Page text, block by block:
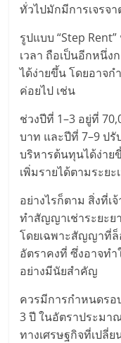
ทั่วไปมักมีการเจรจ
รูปแบบ “Step
เวลา ถือเป็นอีกหนึ่
ได้ง่ายขึ้น โดยอาจก
ค่อยไป เช่น
ช่วงปีที่ 1–3 อยู่ที่
บาท และปีที่ 7–9 ปรั
บริหารต้นทุนได้ง่าย
เพิ่มรายได้ตามระยะ
อย่างไรก็ตาม สิ่งที่เ
ทำสัญญาเช่าระยะย
โดยเฉพาะสัญญาที่ล็
อัตราคงที่ ซึ่งอาจท
อย่างมีนัยสำคัญ
ควรมีการกำหนดรอ
3 ปี ในอัตราประมา
ทางเศรษฐกิจที่เปลี่